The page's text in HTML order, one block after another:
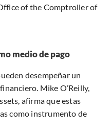
of the Comptroller of
medio de pago
desempeñar un
Mike O’Reilly,
afirma que estas
como instrumento de